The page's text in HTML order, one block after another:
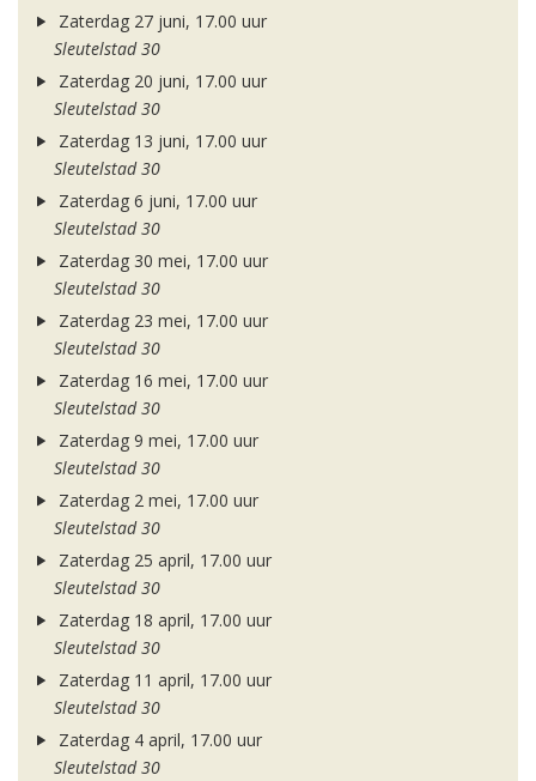
Zaterdag 27 juni, 17.00 uur
Sleutelstad 30
Zaterdag 20 juni, 17.00 uur
Sleutelstad 30
Zaterdag 13 juni, 17.00 uur
Sleutelstad 30
Zaterdag 6 juni, 17.00 uur
Sleutelstad 30
Zaterdag 30 mei, 17.00 uur
Sleutelstad 30
Zaterdag 23 mei, 17.00 uur
Sleutelstad 30
Zaterdag 16 mei, 17.00 uur
Sleutelstad 30
Zaterdag 9 mei, 17.00 uur
Sleutelstad 30
Zaterdag 2 mei, 17.00 uur
Sleutelstad 30
Zaterdag 25 april, 17.00 uur
Sleutelstad 30
Zaterdag 18 april, 17.00 uur
Sleutelstad 30
Zaterdag 11 april, 17.00 uur
Sleutelstad 30
Zaterdag 4 april, 17.00 uur
Sleutelstad 30